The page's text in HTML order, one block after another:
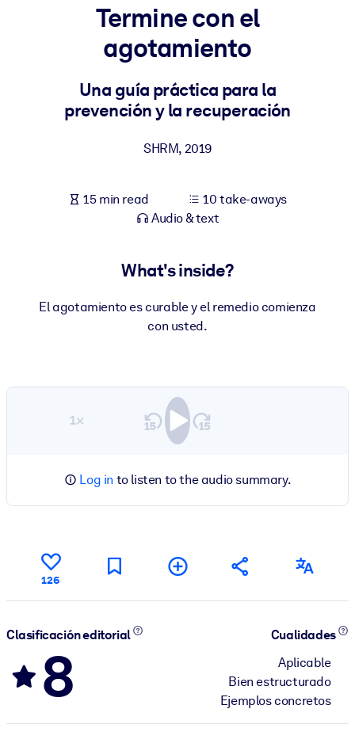
For LMS/LXP
Bring bite-sized, verified knowledge into your LMS/LXP for
learning results.
Enrich your corporate library with trusted, ready-to-use business
For AI Systems
Fuel your AI systems with reliable, structured knowledge to
Termine con el
agotamiento
Una guía práctica para la
prevención y la recuperación
SHRM, 2019
15 min read
10 take-aways
Audio & text
What's inside?
El agotamiento es curable y el remedio comienza
con usted.
1×
Log in to listen to the audio summary.
126
Clasificación editorial
8
Cualidades
Aplicable
Bien estructurado
Ejemplos concretos